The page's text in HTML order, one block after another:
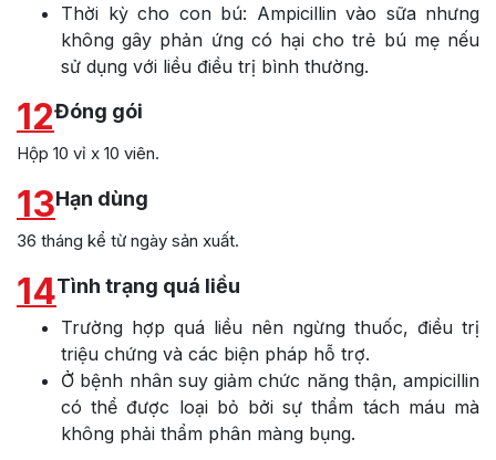
Thời kỳ cho con bú: Ampicillin vào sữa nhưng
không gây phản ứng có hại cho trẻ bú mẹ nếu
sử dụng với liều điều trị bình thường.
12Đóng gói
Hộp 10 vỉ x 10 viên.
13Hạn dùng
36 tháng kể từ ngày sản xuất.
14Tình trạng quá liều
Trường hợp quá liều nên ngừng thuốc, điều trị
triệu chứng và các biện pháp hỗ trợ.
Ở bệnh nhân suy giảm chức năng thận, ampicillin
có thể được loại bỏ bởi sự thẩm tách máu mà
không phải thẩm phân màng bụng.